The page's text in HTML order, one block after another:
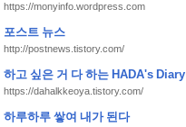
https://monyinfo.wordpress.com
포스트 뉴스
http://postnews.tistory.com/
하고 싶은 거 다 하는 HADA's Diary
https://dahalkkeoya.tistory.com/
하루하루 쌓여 내가 된다